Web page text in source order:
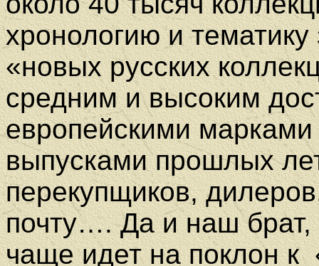
хронологию и
«новых русских
средним и высоким
европейскими
выпусками прошлых
перекупщиков,
почту…. Да и наш
чаще идет на поклон к